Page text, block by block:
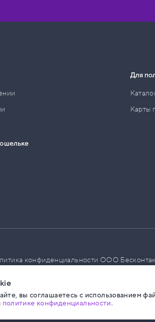
Для
Карты
конфиденциальности ООО
вы соглашаетесь с использованием
политике конфиденциальности.